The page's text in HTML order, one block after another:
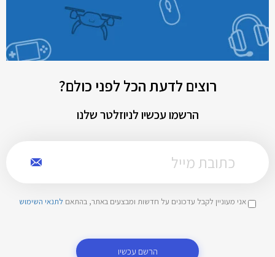
רוצים לדעת הכל לפני כולם?
הרשמו עכשיו לניוזלטר שלנו
אני מעוניין לקבל עדכונים על חדשות ומבצעים באתר, בהתאם לתנאי השימוש
הרשם עכשיו